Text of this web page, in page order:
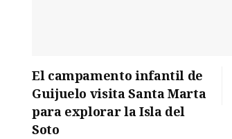
El campamento infantil de
Guijuelo visita Santa Marta
para explorar la Isla del
Soto